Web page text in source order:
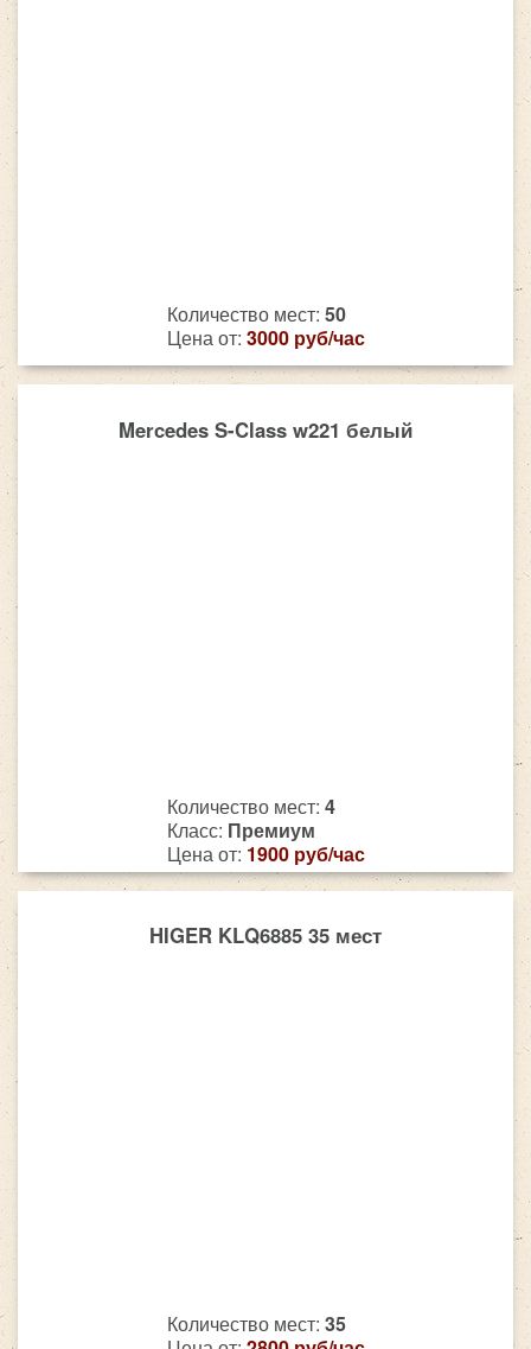
Количество мест: 50
Цена от: 3000 руб/час
Mercedes S-Class w221 белый
Количество мест: 4
Класс: Премиум
Цена от: 1900 руб/час
HIGER KLQ6885 35 мест
Количество мест: 35